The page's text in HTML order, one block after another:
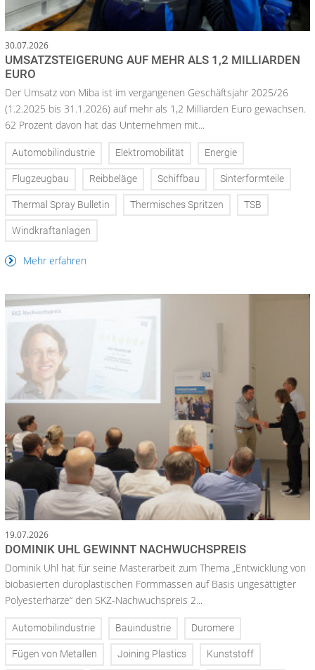
30.07.2026
UMSATZSTEIGERUNG AUF MEHR ALS 1,2 MILLIARDEN
EURO
Der Umsatz von Miba ist im vergangenen Geschäftsjahr 2025/26
(1.2.2025 bis 31.1.2026) auf mehr als 1,2 Milliarden Euro gewachsen.
62 Prozent davon hat das Unternehmen mit...
Automobilindustrie Elektromobilität Energie
Flugzeugbau Reibbeläge Schiffbau Sinterformteile
Thermal Spray Bulletin Thermisches Spritzen TSB
Windkraftanlagen
Mehr erfahren
19.07.2026
DOMINIK UHL GEWINNT NACHWUCHSPREIS
Dominik Uhl hat für seine Masterarbeit zum Thema „Entwicklung von
biobasierten duroplastischen Formmassen auf Basis ungesättigter
Polyesterharze“ den SKZ-Nachwuchspreis 2...
Automobilindustrie Bauindustrie Duromere
Fügen von Metallen Joining Plastics Kunststoff